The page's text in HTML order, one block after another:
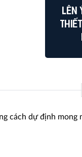
Lên
thiết
cách dự định mong